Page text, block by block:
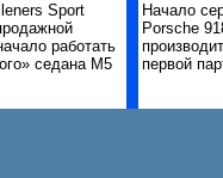
Sport
работать
седана M5
Начало
Porsche
первой